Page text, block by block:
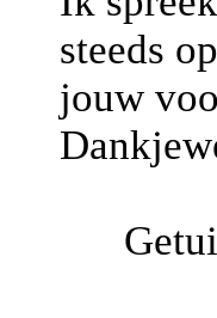
steeds
jouw